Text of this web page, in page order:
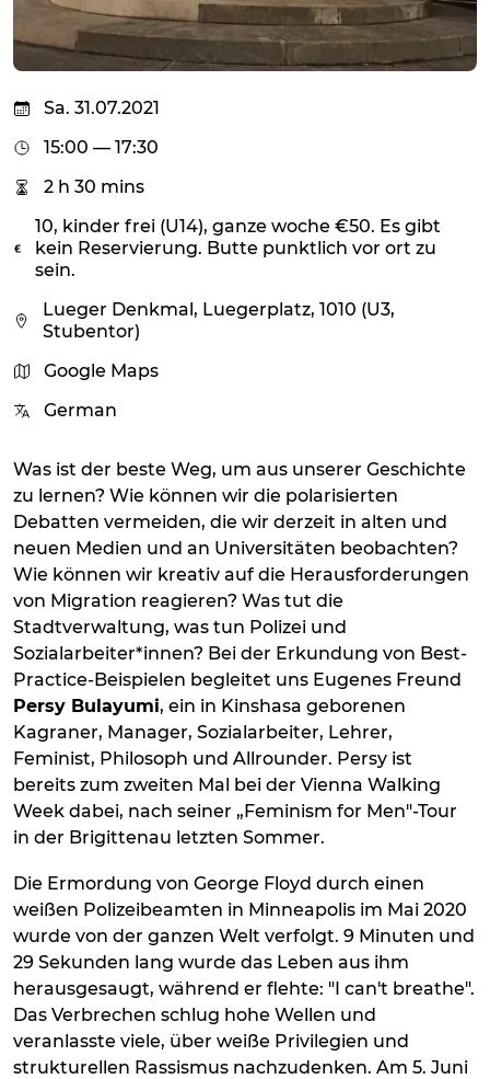
Sa. 31.07.2021
15:00 — 17:30
2 h 30 mins
10, kinder frei (U14), ganze woche €50. Es gibt
kein Reservierung. Butte punktlich vor ort zu
sein.
Lueger Denkmal, Luegerplatz, 1010 (U3,
Stubentor)
Google Maps
German
Was ist der beste Weg, um aus unserer Geschichte
zu lernen? Wie können wir die polarisierten
Debatten vermeiden, die wir derzeit in alten und
neuen Medien und an Universitäten beobachten?
Wie können wir kreativ auf die Herausforderungen
von Migration reagieren? Was tut die
Stadtverwaltung, was tun Polizei und
Sozialarbeiter*innen? Bei der Erkundung von Best-
Practice-Beispielen begleitet uns Eugenes Freund
Persy Bulayumi, ein in Kinshasa geborenen
Kagraner, Manager, Sozialarbeiter, Lehrer,
Feminist, Philosoph und Allrounder. Persy ist
bereits zum zweiten Mal bei der Vienna Walking
Week dabei, nach seiner „Feminism for Men"-Tour
in der Brigittenau letzten Sommer.
Die Ermordung von George Floyd durch einen
weißen Polizeibeamten in Minneapolis im Mai 2020
wurde von der ganzen Welt verfolgt. 9 Minuten und
29 Sekunden lang wurde das Leben aus ihm
herausgesaugt, während er flehte: "I can't breathe".
Das Verbrechen schlug hohe Wellen und
veranlasste viele, über weiße Privilegien und
strukturellen Rassismus nachzudenken. Am 5. Juni